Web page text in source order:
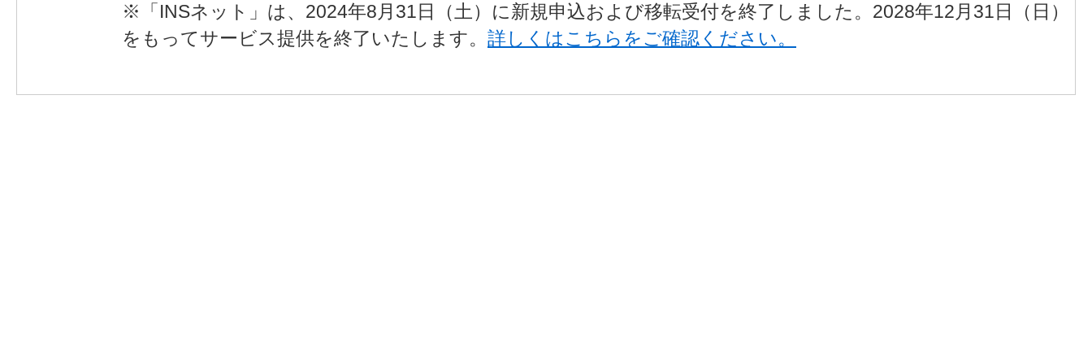
※「INSネット」は、2024年8月31日（土）に新規申込および移転受付を終了しました。2028年12月31日（日）
をもってサービス提供を終了いたします。 詳しくはこちらをご確認ください。